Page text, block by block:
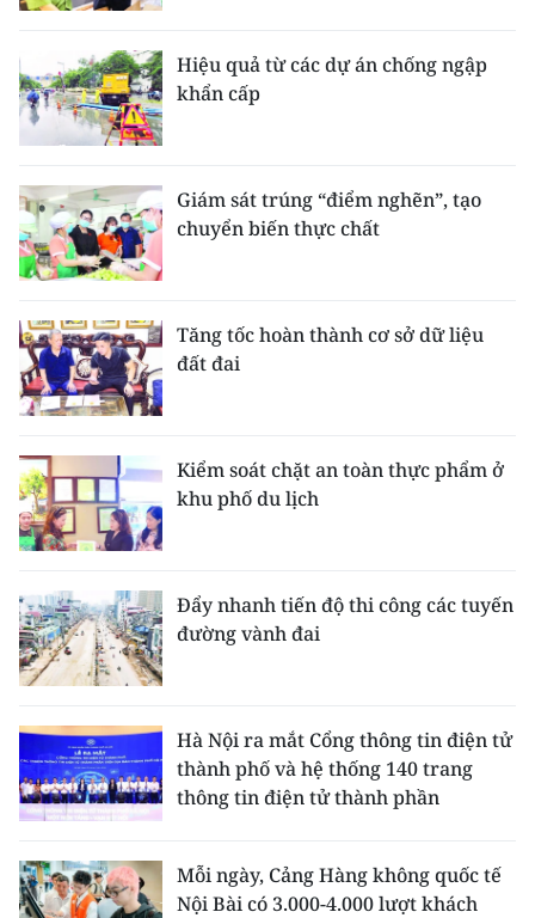
Hiệu quả từ các dự án chống ngập
khẩn cấp
Giám sát trúng “điểm nghẽn”, tạo
chuyển biến thực chất
Tăng tốc hoàn thành cơ sở dữ liệu
đất đai
Kiểm soát chặt an toàn thực phẩm ở
khu phố du lịch
Đẩy nhanh tiến độ thi công các tuyến
đường vành đai
Hà Nội ra mắt Cổng thông tin điện tử
thành phố và hệ thống 140 trang
thông tin điện tử thành phần
Mỗi ngày, Cảng Hàng không quốc tế
Nội Bài có 3.000-4.000 lượt khách